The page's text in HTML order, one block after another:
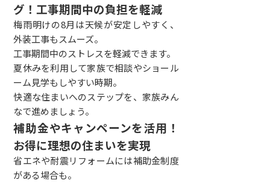
グ！工事期間中の負担を軽減
梅雨明けの8月は天候が安定しやすく、
外装工事もスムーズ。
工事期間中のストレスを軽減できます。
夏休みを利用して家族で相談やショール
ーム見学もしやすい時期。
快適な住まいへのステップを、家族みん
なで進めましょう。
補助金やキャンペーンを活用！
お得に理想の住まいを実現
省エネや耐震リフォームには補助金制度
がある場合も。